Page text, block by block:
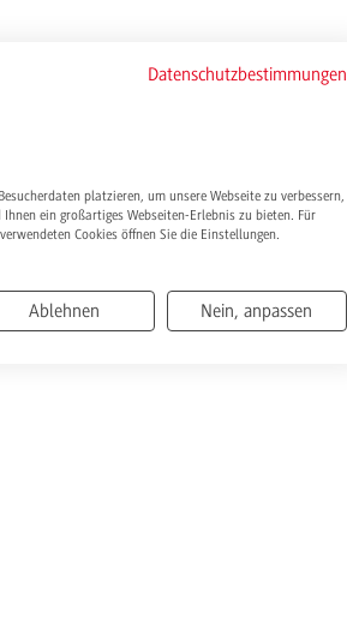
Datenschutzbestimmungen
platzieren, um unsere Webseite zu verbessern,
ein großartiges Webseiten-Erlebnis zu bieten. Für
Cookies öffnen Sie die Einstellungen.
Ablehnen Nein, anpassen